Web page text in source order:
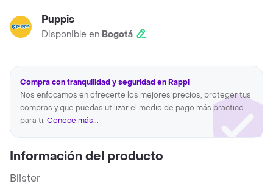
Puppis
Disponible en Bogotá
Compra con tranquilidad y seguridad en Rappi
Nos enfocamos en ofrecerte los mejores precios, proteger tus
compras y que puedas utilizar el medio de pago más practico
para ti. Conoce más...
Información del producto
Blister